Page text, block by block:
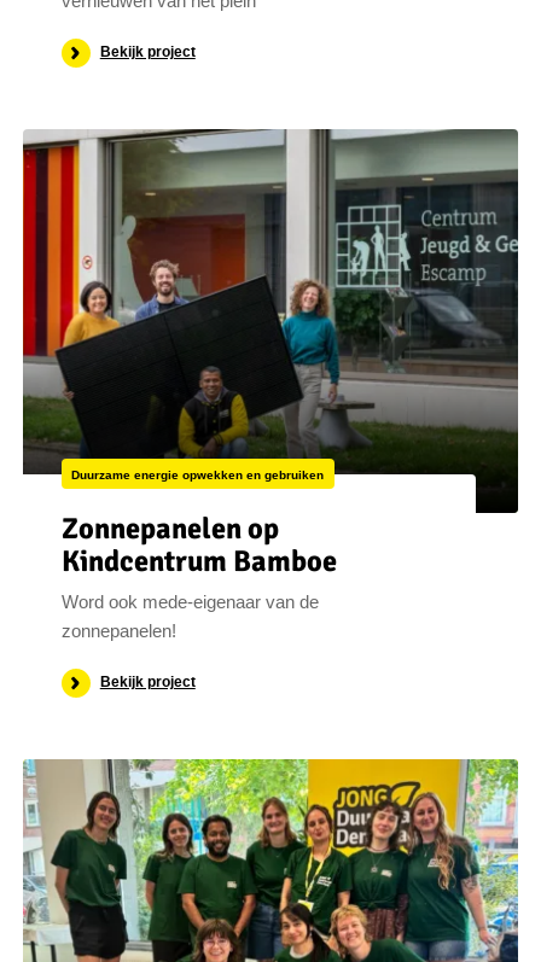
Bekijk project
Duurzame energie opwekken en gebruiken
Zonnepanelen op
Kindcentrum Bamboe
Word ook mede-eigenaar van de
zonnepanelen!
Bekijk project